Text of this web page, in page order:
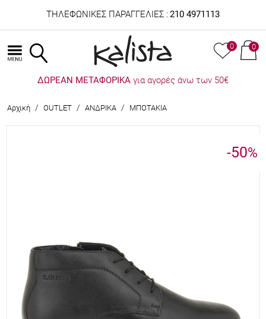
ΤΗΛΕΦΩΝΙΚΕΣ ΠΑΡΑΓΓΕΛΙΕΣ : 210 4971113
0 0
ΔΩΡΕΑΝ ΜΕΤΑΦΟΡΙΚΑ για αγορές άνω των 50€
Αρχική / OUTLET / ΑΝΔΡΙΚΑ / ΜΠΟΤΑΚΙΑ
-50%